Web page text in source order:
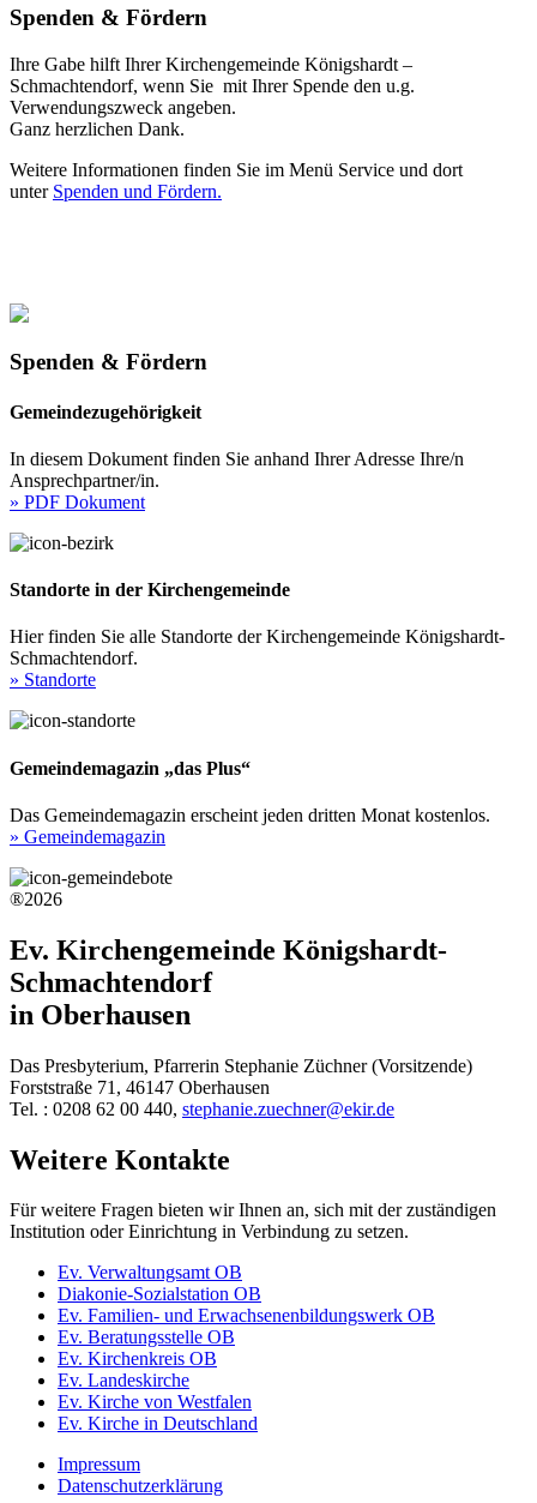
Spenden & Fördern
Ihre Gabe hilft Ihrer Kirchengemeinde Königshardt –
Schmachtendorf, wenn Sie mit Ihrer Spende den u.g.
Verwendungszweck angeben.
Ganz herzlichen Dank.
Weitere Informationen finden Sie im Menü Service und dort
unter Spenden und Fördern.
Spenden & Fördern
Gemeindezugehörigkeit
In diesem Dokument finden Sie anhand Ihrer Adresse Ihre/n
Ansprechpartner/in.
» PDF Dokument
Standorte in der Kirchengemeinde
Hier finden Sie alle Standorte der Kirchengemeinde Königshardt-
Schmachtendorf.
» Standorte
Gemeindemagazin „das Plus“
Das Gemeindemagazin erscheint jeden dritten Monat kostenlos.
» Gemeindemagazin
®2026
Ev. Kirchengemeinde Königshardt-
Schmachtendorf
in Oberhausen
Das Presbyterium, Pfarrerin Stephanie Züchner (Vorsitzende)
Forststraße 71, 46147 Oberhausen
Tel. : 0208 62 00 440, stephanie.zuechner@ekir.de
Weitere Kontakte
Für weitere Fragen bieten wir Ihnen an, sich mit der zuständigen
Institution oder Einrichtung in Verbindung zu setzen.
Ev. Verwaltungsamt OB
Diakonie-Sozialstation OB
Ev. Familien- und Erwachsenenbildungswerk OB
Ev. Beratungsstelle OB
Ev. Kirchenkreis OB
Ev. Landeskirche
Ev. Kirche von Westfalen
Ev. Kirche in Deutschland
Impressum
Datenschutzerklärung